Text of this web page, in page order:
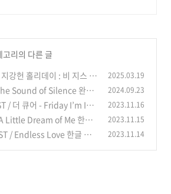
고리의 다른 글
강헌 홀리데이 : 비 지스 (B
(Holiday) 완벽정리!
(0)
2025.03.19
Sound of Silence 완벽
, 뜻, 비하인드 스토리, 듣
2024.09.23
/ 더 큐어 - Friday I’m In
/뜻
(0)
2023.11.16
Little Dream of Me 한글
2023.11.15
/ Endless Love 한글 가
2023.11.14